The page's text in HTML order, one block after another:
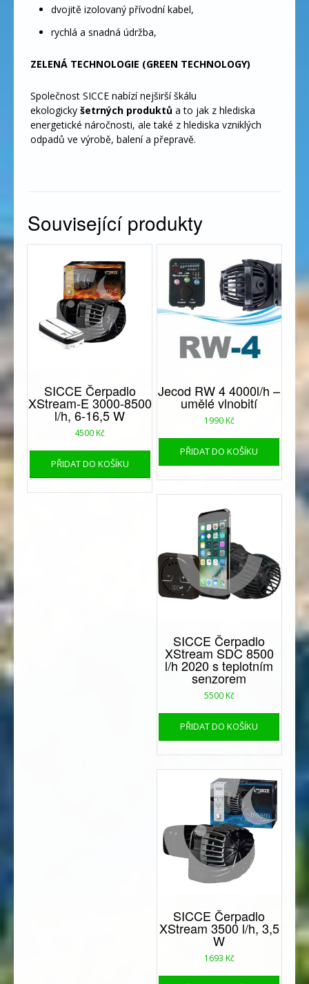
dvojitě izolovaný přívodní kabel,
rychlá a snadná údržba,
ZELENÁ TECHNOLOGIE (GREEN TECHNOLOGY)
Společnost SICCE nabízí nejširší škálu
ekologicky šetrných produktůa to jak z hlediska
energetické náročnosti, ale také z hlediska vzniklých
odpadů ve výrobě, balení a přepravě.
Související produkty
SICCE Čerpadlo
XStream-E 3000-8500
l/h, 6-16,5 W
4500 Kč
PŘIDAT DO KOŠÍKU
Jecod RW 4 4000l/h –
umělé vlnobití
1990 Kč
PŘIDAT DO KOŠÍKU
SICCE Čerpadlo
XStream SDC 8500
l/h 2020 s teplotním
senzorem
5500 Kč
PŘIDAT DO KOŠÍKU
SICCE Čerpadlo
XStream 3500 l/h, 3,5
W
1693 Kč